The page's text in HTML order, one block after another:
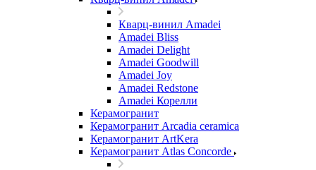
Кварц-винил Amadei
Amadei Bliss
Amadei Delight
Amadei Goodwill
Amadei Joy
Amadei Redstone
Amadei Корелли
Керамогранит
Керамогранит Arcadia ceramica
Керамогранит ArtKera
Керамогранит Atlas Concorde